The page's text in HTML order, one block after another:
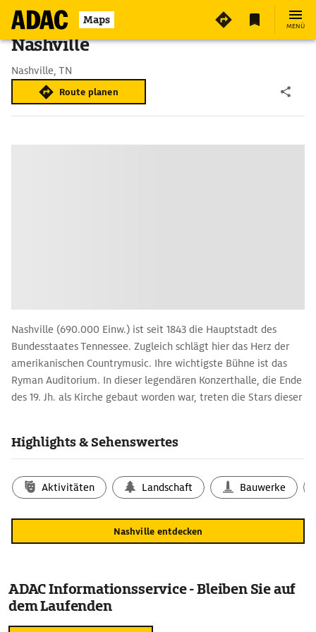
Maps MENÜ
Nashville
Nashville, TN
Route planen
Nashville (690.000 Einw.) ist seit 1843 die Hauptstadt des
Bundesstaates Tennessee. Zugleich schlägt hier das Herz der
amerikanischen Countrymusic. Ihre wichtigste Bühne ist das
Ryman Auditorium. In dieser legendären Konzerthalle, die Ende
des 19. Jh. als Kirche gebaut worden war, treten die Stars dieser
der USA, wird Country gespielt. Wer Tickets für die
Countrykonzerte erleben. Von der Entstehung dieses Musikstils
erzählt die Country Music Hall of Fame.
Highlights & Sehenswertes
Aktivitäten Landschaft Bauwerke
Nashville entdecken
ADAC Informationsservice - Bleiben Sie auf
dem Laufenden